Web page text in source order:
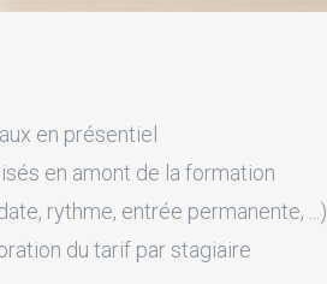
en présentiel
en amont de la formation
rythme, entrée permanente, ...)
du tarif par stagiaire